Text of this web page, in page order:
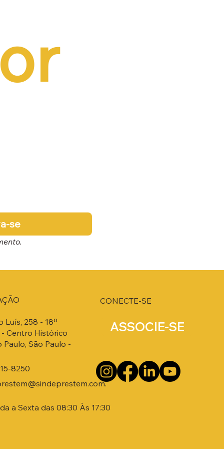
se
Luís, 258 - 18º
Centro Histórico
Paulo, São Paulo -
8250
a Sexta das 08:30 Às 17:30
ASSOCIE-SE
CONECTE-SE